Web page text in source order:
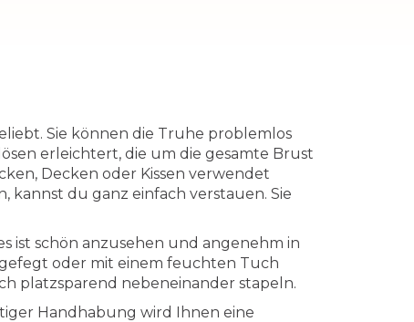
Sie können die Truhe problemlos
erleichtert, die um die gesamte Brust
Decken oder Kissen verwendet
kannst du ganz einfach verstauen. Sie
ist schön anzusehen und angenehm in
oder mit einem feuchten Tuch
platzsparend nebeneinander stapeln.
Handhabung wird Ihnen eine